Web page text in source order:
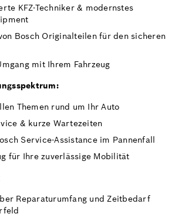
KFZ-Techniker & modernstes
Bosch Originalteilen für den sicheren
mit Ihrem Fahrzeug
Themen rund um Ihr Auto
& kurze Wartezeiten
Service-Assistance im Pannenfall
für Ihre zuverlässige Mobilität
Reparaturumfang und Zeitbedarf